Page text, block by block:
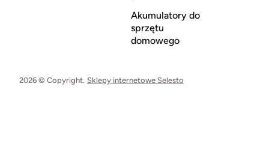
Akumulatory do
sprzętu
domowego
2026 © Copyright. Sklepy internetowe Selesto